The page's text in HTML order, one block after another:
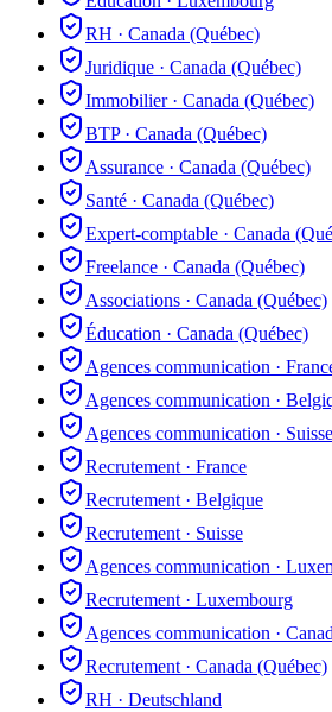
RH · Canada (Québec)
Juridique · Canada (Québec)
Immobilier· Canada (Québec)
BTP· Canada (Québec)
Assurance · Canada (Québec)
Santé · Canada (Québec)
Expert-comptable · Canada
Freelance · Canada (Québec)
Associations · Canada (Québec)
Éducation · Canada (Québec)
Agences communication ·
Agences communication ·
Agences communication · Suisse
Recrutement · France
Recrutement · Belgique
Recrutement · Suisse
Agences communication ·
Recrutement · Luxembourg
Agences communication ·
Recrutement · Canada (Québec)
RH · Deutschland